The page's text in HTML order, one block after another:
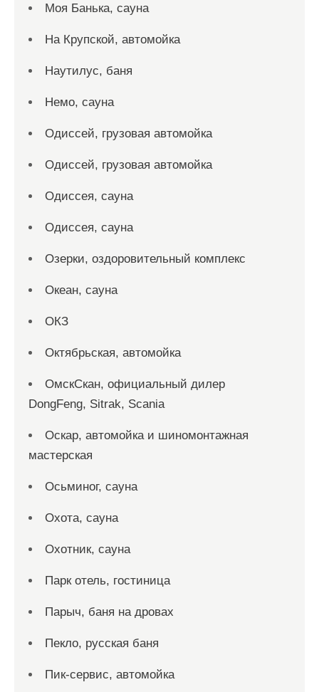
Моя Банька, сауна
На Крупской, автомойка
Наутилус, баня
Немо, сауна
Одиссей, грузовая автомойка
Одиссей, грузовая автомойка
Одиссея, сауна
Одиссея, сауна
Озерки, оздоровительный комплекс
Океан, сауна
ОКЗ
Октябрьская, автомойка
ОмскСкан, официальный дилер
DongFeng, Sitrak, Scania
Оскар, автомойка и шиномонтажная
мастерская
Осьминог, сауна
Охота, сауна
Охотник, сауна
Парк отель, гостиница
Парыч, баня на дровах
Пекло, русская баня
Пик-сервис, автомойка